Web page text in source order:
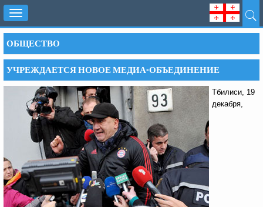
Toggle
navigation
ОБЩЕСТВО
УЧРЕЖДАЕТСЯ НОВОЕ МЕДИА-ОБЪЕДИНЕНИЕ
Тбилиси, 19
декабря,